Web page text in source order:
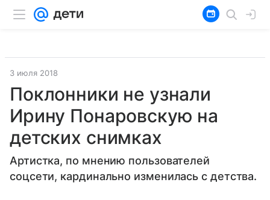
3 июля 2018
Поклонники не узнали
Ирину Понаровскую на
детских снимках
Артистка, по мнению пользователей
соцсети, кардинально изменилась с детства.